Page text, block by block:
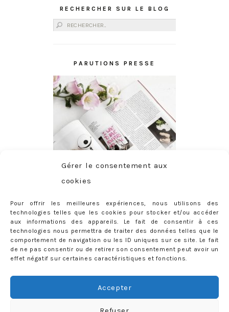
Gérer le consentement aux
cookies
Pour offrir les meilleures expériences, nous utilisons des
technologies telles que les cookies pour stocker et/ou accéder
aux informations des appareils. Le fait de consentir à ces
technologies nous permettra de traiter des données telles que le
comportement de navigation ou les ID uniques sur ce site. Le fait
de ne pas consentir ou de retirer son consentement peut avoir un
effet négatif sur certaines caractéristiques et fonctions.
Accepter
RECHERCHER SUR LE BLOG
Rechercher :
PARUTIONS PRESSE
ABONNEMENT
Adresse